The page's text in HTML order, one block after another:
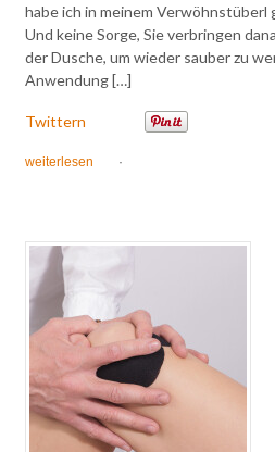
habe ich in meinem Verwöhnstüberl
Und keine Sorge, Sie verbringen
der Dusche, um wieder sauber zu
Anwendung […]
Twittern
weiterlesen ·